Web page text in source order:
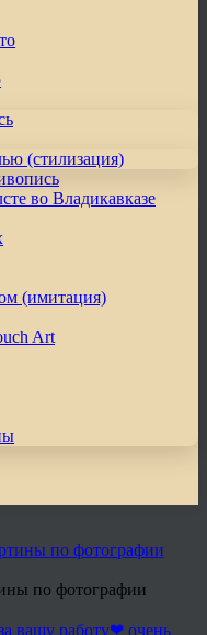
(стилизация)
во Владикавказе
(имитация)
Art
по фотографии